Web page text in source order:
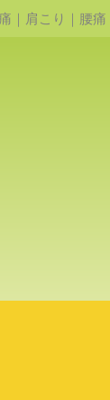
｜肩こり｜腰